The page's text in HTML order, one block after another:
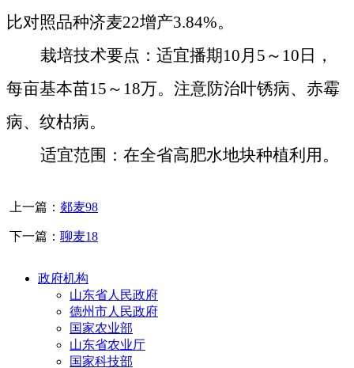
比对照品种济麦22增产3.84%。
栽培技术要点：适宜播期10月 5 ～ 10 日，
每亩基本苗15 ～ 18万。注意防治叶锈病、赤霉
病、纹枯病。
适宜范围：在全省高肥水地块种植利用。
上一篇： 郯麦98
下一篇： 聊麦18
政府机构
山东省人民政府
德州市人民政府
国家农业部
山东省农业厅
国家科技部